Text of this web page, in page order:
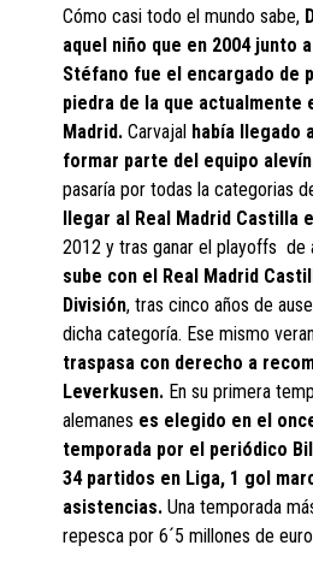
Cómo casi todo el mundo sabe,
aquel niño que en 2004 junto
Stéfano fue el encargado de
piedra de la que actualmente
Madrid. Carvajal había llegado
formar parte del equipo
pasaría por todas la categorias
llegar al Real Madrid Castilla
2012 y tras ganar el playoffs de
sube con el Real Madrid
División, tras cinco años de
dicha categoría. Ese mismo
traspasa con derecho a
Leverkusen. En su primera
alemanes es elegido en el
temporada por el periódico
34 partidos en Liga, 1 gol
asistencias. Una temporada
repesca por 6´5 millones de